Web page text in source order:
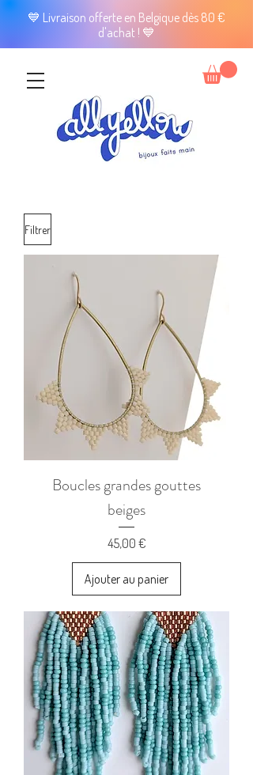
💙 Livraison offerte en Belgique dès 80 €
d'achat ! 💙
Filtrer
Boucles grandes gouttes
beiges
Prix
45,00 €
Ajouter au panier